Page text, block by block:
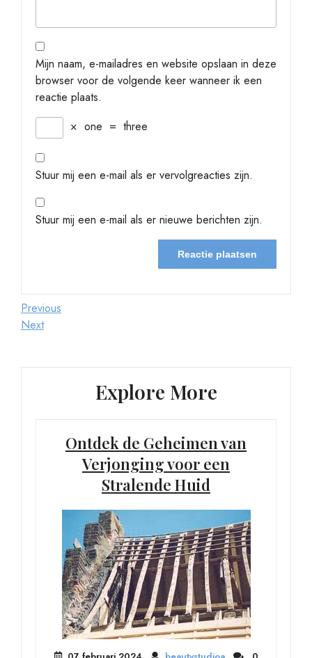
Mijn naam, e-mailadres en website opslaan in deze
browser voor de volgende keer wanneer ik een
reactie plaats.
× one = three
Stuur mij een e-mail als er vervolgreacties zijn.
Stuur mij een e-mail als er nieuwe berichten zijn.
Berichtnavigatie
Previous
Post
Previous
Next
Next
Explore More
Ontdek de Geheimen van
Verjonging voor een
Stralende Huid